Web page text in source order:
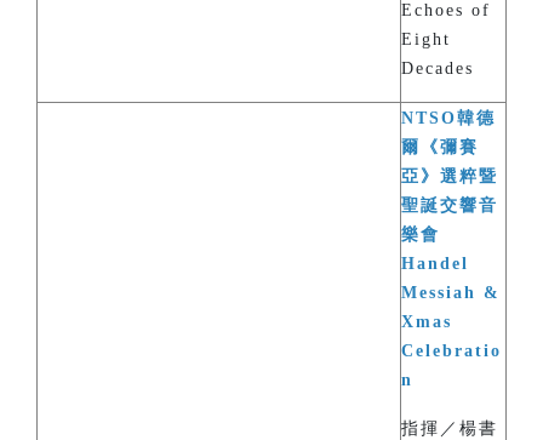
Echoes of
Eight
Decades
NTSO韓德
爾《彌賽
亞》選粹暨
聖誕交響音
樂會
Handel
Messiah &
Xmas
Celebratio
n
指揮／楊書